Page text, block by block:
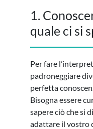
1.
quale ci si
Per fare
padroneggiare
perfetta
Bisogna essere
sapere ciò che si
adattare il vostro